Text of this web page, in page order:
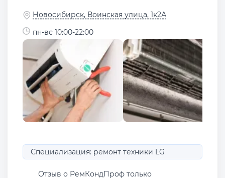
Новосибирск, Воинская улица, 1к2А
пн-вс 10:00-22:00
Специализация: ремонт техники LG
Отзыв о РемКондПроф только